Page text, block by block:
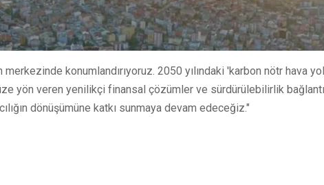
konumlandırıyoruz. 2050 yılındaki 'karbon nötr hava
yön veren yenilikçi finansal çözümler ve sürdürülebilirlik
dönüşümüne katkı sunmaya devam edeceğiz."